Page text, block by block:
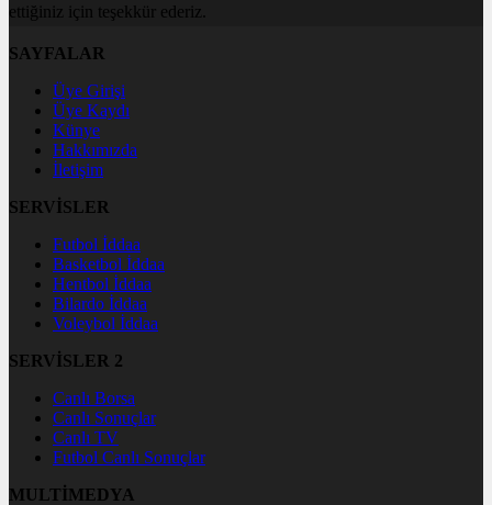
ettiğiniz için teşekkür ederiz.
SAYFALAR
Üye Girişi
Üye Kaydı
Künye
Hakkımızda
İletişim
SERVİSLER
Futbol İddaa
Basketbol İddaa
Hentbol İddaa
Bilardo İddaa
Voleybol İddaa
SERVİSLER 2
Canlı Borsa
Canlı Sonuçlar
Canlı TV
Futbol Canlı Sonuçlar
MULTİMEDYA